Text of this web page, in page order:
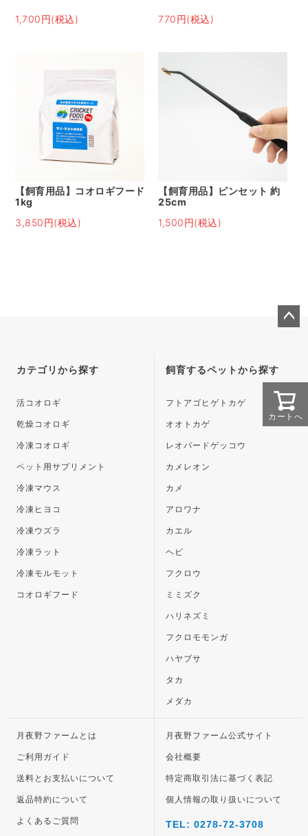
1,700円(税込) 770円(税込)
【飼育用品】コオロギフード
1kg
3,850円(税込)
【飼育用品】ピンセット 約
25cm
1,500円(税込)
カートへ
カテゴリから探す
活コオロギ
乾燥コオロギ
冷凍コオロギ
ペット用サプリメント
冷凍マウス
冷凍ヒヨコ
冷凍ウズラ
冷凍ラット
冷凍モルモット
コオロギフード
飼育するペットから探す
フトアゴヒゲトカゲ
オオトカゲ
レオパードゲッコウ
カメレオン
カメ
アロワナ
カエル
ヘビ
フクロウ
ミミズク
ハリネズミ
フクロモモンガ
ハヤブサ
タカ
メダカ
月夜野ファームとは
ご利用ガイド
送料とお支払いについて
返品特約について
よくあるご質問
月夜野ファーム公式サイト
会社概要
特定商取引法に基づく表記
個人情報の取り扱いについて
TEL: 0278-72-3708